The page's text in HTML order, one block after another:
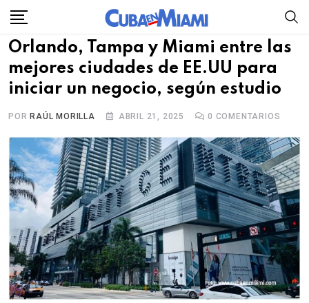
Skip
content
Orlando, Tampa y Miami entre las
mejores ciudades de EE.UU para
iniciar un negocio, según estudio
POR RAÚL MORILLA ABRIL 21, 2025 0 COMENTARIOS